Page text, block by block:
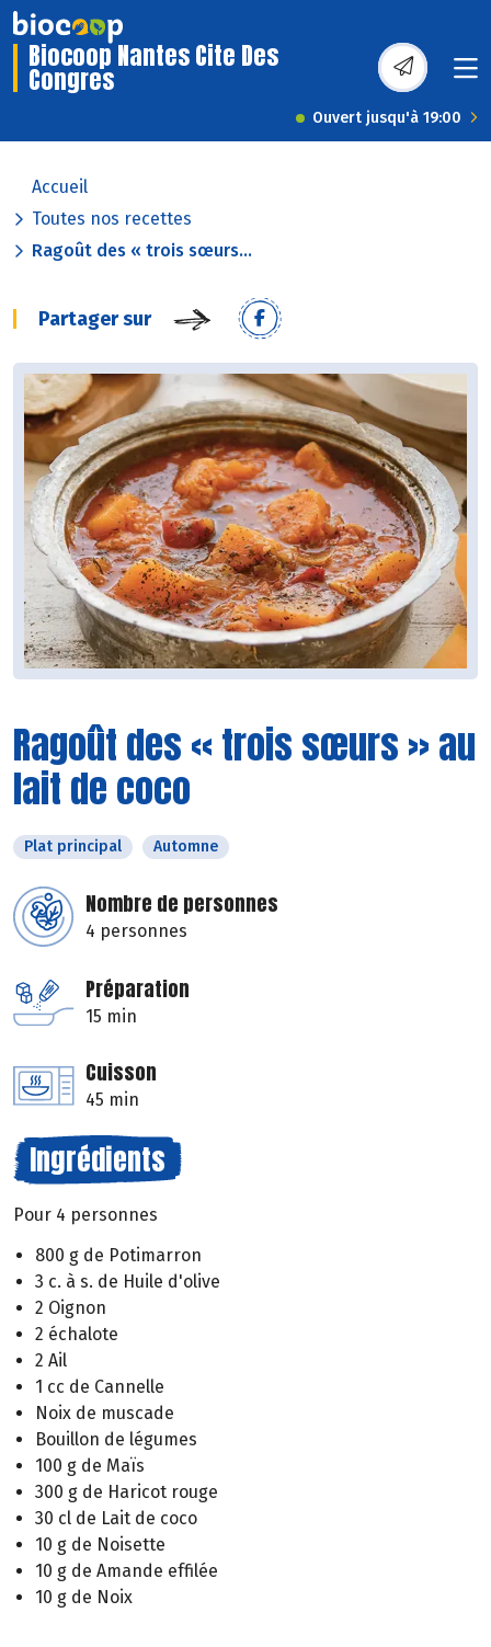
Biocoop Nantes Cite Des
Congres
Ouvert jusqu'à 19:00
Accueil
Toutes nos recettes
Ragoût des « trois sœurs...
Partager sur
Ragoût des « trois sœurs » au
lait de coco
Plat principal Automne
Nombre de personnes
4 personnes
Préparation
15 min
Cuisson
45 min
Ingrédients
Pour 4 personnes
800 g de Potimarron
3 c. à s. de Huile d'olive
2 Oignon
2 échalote
2 Ail
1 cc de Cannelle
Noix de muscade
Bouillon de légumes
100 g de Maïs
300 g de Haricot rouge
30 cl de Lait de coco
10 g de Noisette
10 g de Amande effilée
10 g de Noix